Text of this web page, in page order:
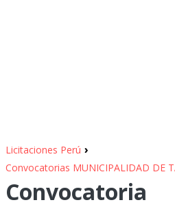
Licitaciones Perú ›
Convocatorias MUNICIPALIDAD DE
Convocatoria